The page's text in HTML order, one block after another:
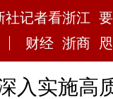
社记者看浙江
财经 浙商
入实施高